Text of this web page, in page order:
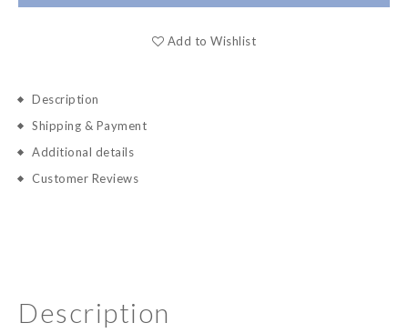
Add to Wishlist
Description
Shipping & Payment
Additional details
Customer Reviews
Description